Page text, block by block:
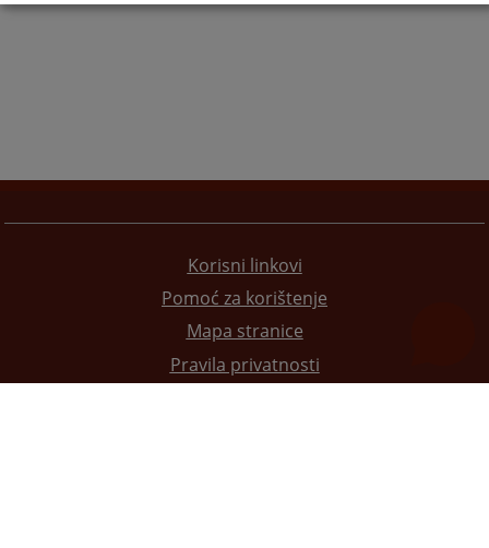
Korisni linkovi
Pomoć za korištenje
Mapa stranice
Pravila privatnosti